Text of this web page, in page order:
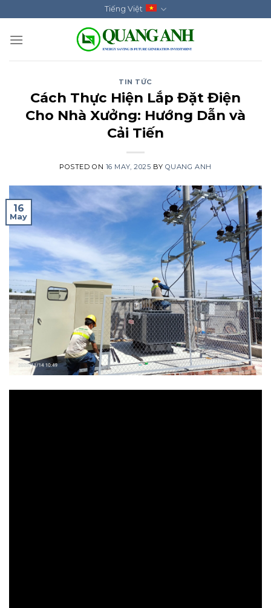
to
content
Tiếng Việt
TIN TỨC
Cách Thực Hiện Lắp Đặt Điện
Cho Nhà Xưởng: Hướng Dẫn và
Cải Tiến
POSTED ON 16 MAY, 2025 BY QUANG ANH
16
May